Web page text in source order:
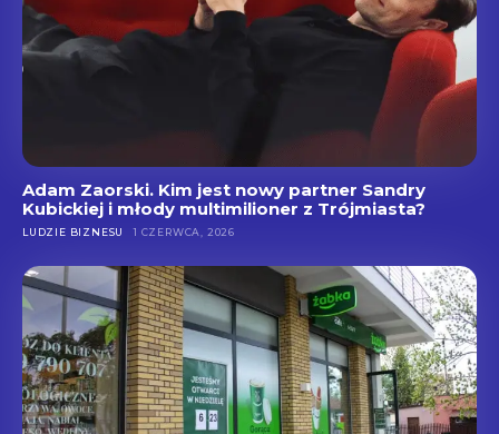
Adam Zaorski. Kim jest nowy partner Sandry
Kubickiej i młody multimilioner z Trójmiasta?
LUDZIE BIZNESU 1 CZERWCA, 2026